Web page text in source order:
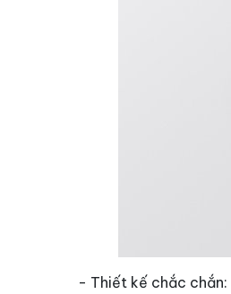
- Thiết kế chắc chắn: